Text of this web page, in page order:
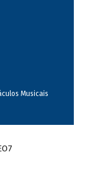
Musicais